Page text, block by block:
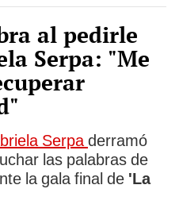
al pedirle
Serpa: "Me
Serpaderramó
las palabras de
la gala final de 'La